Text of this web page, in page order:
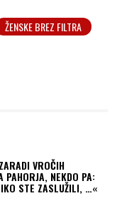
ŽENSKE BREZ FILTRA
VROČIH
PAHORJA, NEKDO PA:
STE ZASLUŽILI, …«